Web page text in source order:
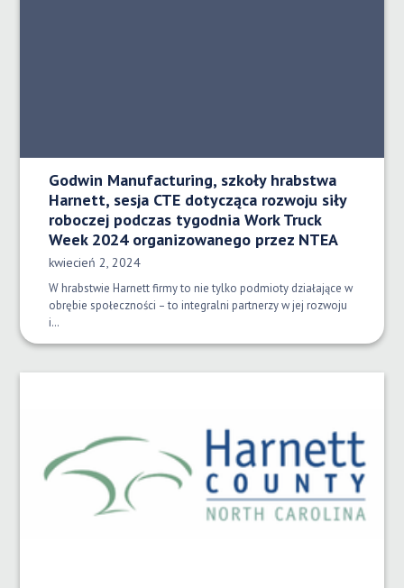
Godwin Manufacturing, szkoły hrabstwa
Harnett, sesja CTE dotycząca rozwoju siły
roboczej podczas tygodnia Work Truck
Week 2024 organizowanego przez NTEA
Data opublikowania:
kwiecień 2, 2024
W hrabstwie Harnett firmy to nie tylko podmioty działające w
obrębie społeczności – to integralni partnerzy w jej rozwoju
i…